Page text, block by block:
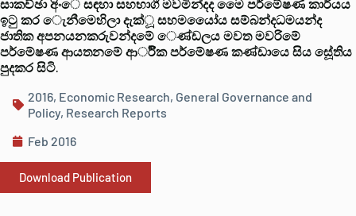
සාකච්ඡා අිංෙ සඳහා සහභාගී මවමින්දද මෙෙ පර්මේෂණ කාර්යය
ඉටු කර ෙැනීමෙහිලා දැක්ූ සහමයෝෙය සම්බන්දධමයන්ද
ජාතික අපනයනකරුවන්දමේ ෙණ්ඩලය මවත මවරිමේ
පර්මේෂණ ආයතනමේ ආර්ික පර්මේෂණ කණ්ඩායෙ සිය සේූතිය
පුදකර සිටි.
2016, Economic Research, General Governance and
Policy, Research Reports
Feb 2016
Download Publication